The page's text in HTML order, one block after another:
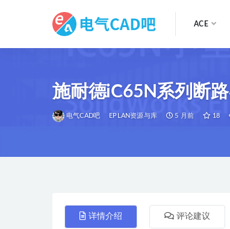
ACE
施耐德iC65N系列断
电气CAD吧 EPLAN资源与库 5 月前 18
详情介绍 评论建议